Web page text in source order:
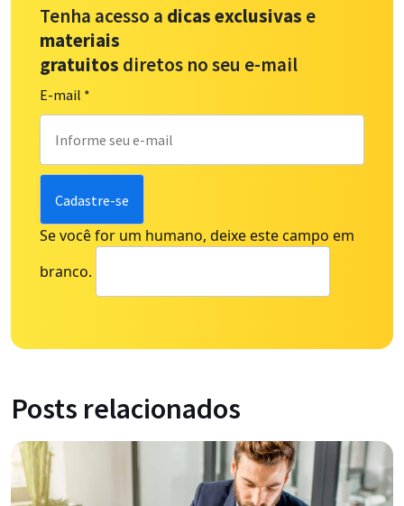
Tenha acesso a dicas exclusivas e
materiais
gratuitos diretos no seu e-mail
E-mail *
Se você for um humano, deixe este campo em
branco.
Posts relacionados